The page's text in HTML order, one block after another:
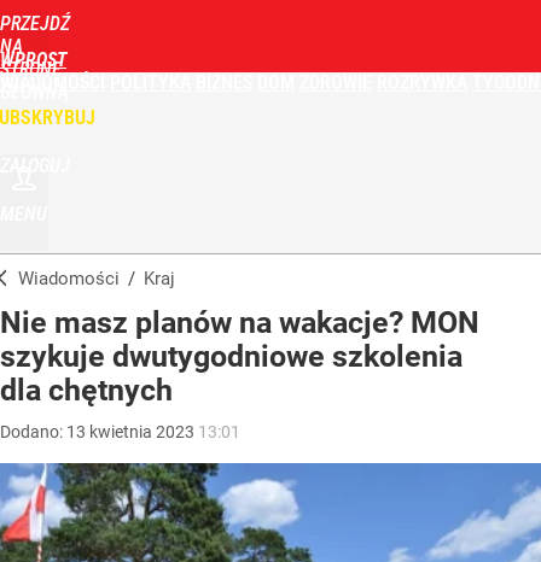
PRZEJDŹ
NA
STRONĘ
WPROST
Wiadomości / Kraj
Nie masz planów na wakacje? MON
szykuje dwutygodniowe szkolenia
dla chętnych
Dodano: 13 kwietnia 2023 13:01